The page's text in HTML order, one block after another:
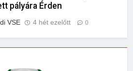
pályára Érden
VSE 4 hét ezelőtt 0